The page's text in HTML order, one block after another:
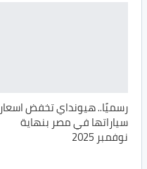
رسميًا.. هيونداي تخفض اسعار
سياراتها في مصر بنهاية
نوفمبر 2025